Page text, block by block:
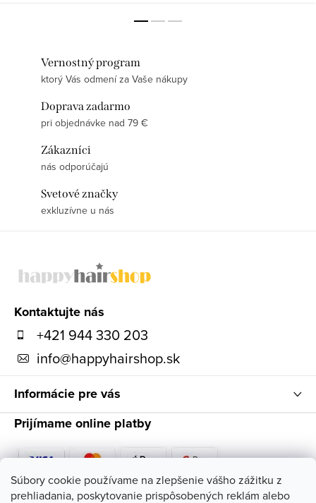
Súbory cookie používame na zlepšenie vášho zážitku z
prehliadania, poskytovanie prispôsobených reklám alebo
Vernostný program
ktorý Vás odmení za Vaše nákupy
Doprava zadarmo
pri objednávke nad 79 €
Zákazníci
nás odporúčajú
Svetové značky
exkluzívne u nás
Kontaktujte nás
+421 944 330 203
info@happyhairshop.sk
Informácie pre vás
Prijímame online platby